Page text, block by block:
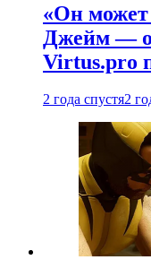
«Он может
Джейм —
Virtus.pro
2 года спустя2